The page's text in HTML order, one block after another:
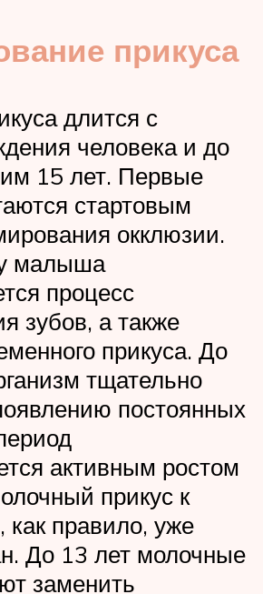
прикуса
длится с
человека и до
15 лет. Первые
стартовым
окклюзии.
малыша
процесс
зубов, а также
прикуса. До
тщательно
постоянных
активным ростом
прикус к
как правило, уже
До 13 лет молочные
заменить